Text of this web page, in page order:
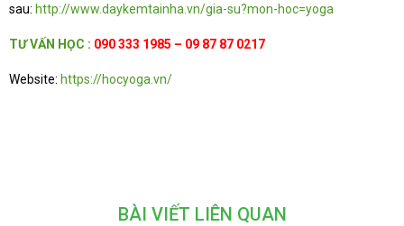
sau: http://www.daykemtainha.vn/gia-su?mon-hoc=yoga
TƯVẤN HỌC : 090 333 1985 – 09 87 87 0217
Website: https://hocyoga.vn/
BÀI VIẾT LIÊN QUAN